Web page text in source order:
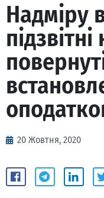
Надміру
20 Жовтня, 2020